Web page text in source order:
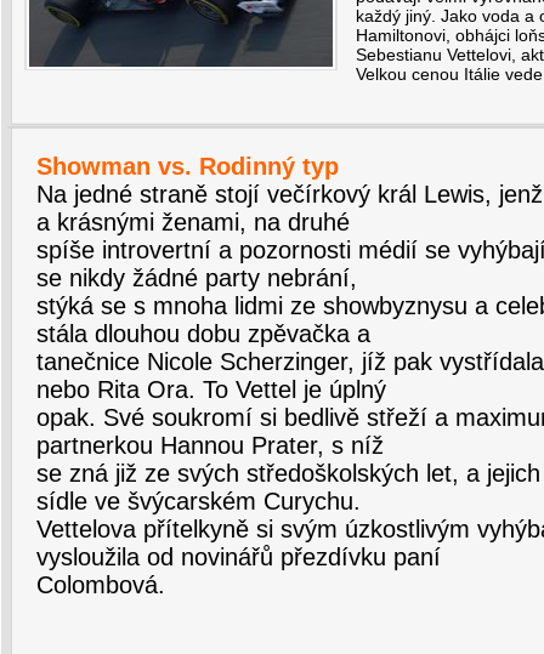
každý jiný. Jako voda a
Hamiltonovi, obhájci
Sebestianu Vettelovi,
Velkou cenou Itálie
Showman vs. Rodinný typ
Na jedné straně stojí večírkový král Lewis,
a krásnými ženami, na druhé
spíše introvertní a pozornosti médií se
se nikdy žádné party nebrání,
stýká se s mnoha lidmi ze showbyznysu a
stála dlouhou dobu zpěvačka a
tanečnice Nicole Scherzinger, jíž pak
nebo Rita Ora. To Vettel je úplný
opak. Své soukromí si bedlivě střeží a
partnerkou Hannou Prater, s níž
se zná již ze svých středoškolských let, a
sídle ve švýcarském Curychu.
Vettelova přítelkyně si svým úzkostlivým
vysloužila od novinářů přezdívku paní
Colombová.